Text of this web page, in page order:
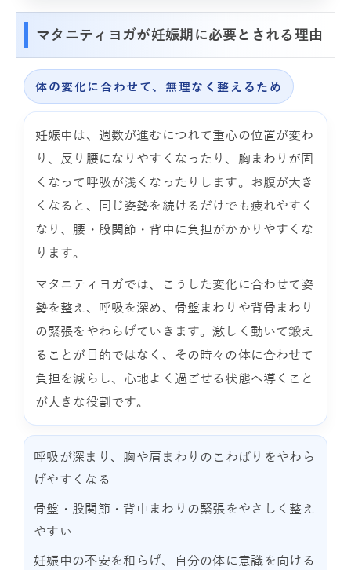
マタニティヨガが妊娠期に必要とされる理由
体の変化に合わせて、無理なく整えるため
妊娠中は、週数が進むにつれて重心の位置が変わ
り、反り腰になりやすくなったり、胸まわりが固
くなって呼吸が浅くなったりします。お腹が大き
くなると、同じ姿勢を続けるだけでも疲れやすく
なり、腰・股関節・背中に負担がかかりやすくな
ります。
マタニティヨガでは、こうした変化に合わせて姿
勢を整え、呼吸を深め、骨盤まわりや背骨まわり
の緊張をやわらげていきます。激しく動いて鍛え
ることが目的ではなく、その時々の体に合わせて
負担を減らし、心地よく過ごせる状態へ導くこと
が大きな役割です。
呼吸が深まり、胸や肩まわりのこわばりをやわら
げやすくなる
骨盤・股関節・背中まわりの緊張をやさしく整え
やすい
妊娠中の不安を和らげ、自分の体に意識を向ける